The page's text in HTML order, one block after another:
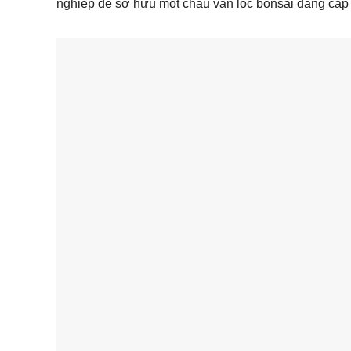
nghiệp để sở hữu một chậu vạn lộc bonsai đẳng cấp